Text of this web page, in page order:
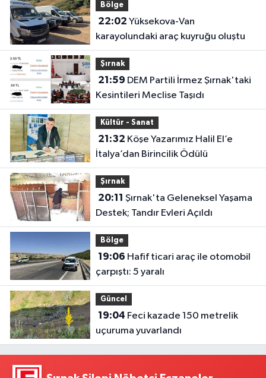
Bölge
22:02
karayolundaki araç kuyruğu oluştu
Şırnak
21:59
Kesintileri Meclise Taşıdı
Kültür - Sanat
21:32
İtalya’dan Birincilik Ödülü
Şırnak
20:11
Destek; Tandır Evleri Açıldı
Bölge
19:06
çarpıştı: 5 yaralı
Güncel
19:04
uçuruma yuvarlandı